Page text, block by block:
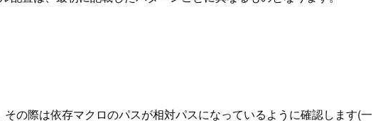
の際は依存マクロのパスが相対パスになっているように確認します(一